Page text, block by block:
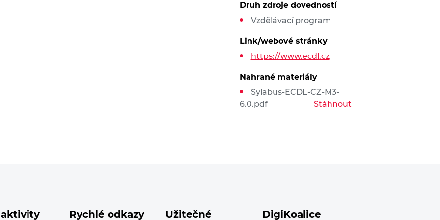
Druh zdroje dovedností
Vzdělávací program
Link/webové stránky
https://www.ecdl.cz
Nahrané materiály
Sylabus-ECDL-CZ-M3-
6.0.pdf
Stáhnout
aktivity Rychlé odkazy Užitečné DigiKoalice